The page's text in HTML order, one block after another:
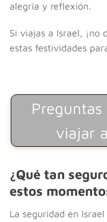
alegría y reflexión.
Si viajas a Israel, ¡no
estas festividades
viajar
¿Qué tan
estos
La seguridad en